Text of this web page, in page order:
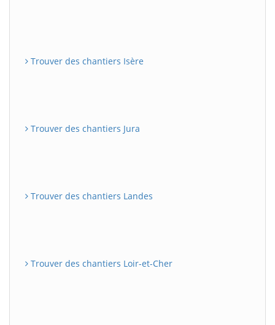
Trouver des chantiers Isère
Trouver des chantiers Jura
Trouver des chantiers Landes
Trouver des chantiers Loir-et-Cher